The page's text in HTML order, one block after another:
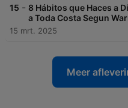
15 - 8 Hábitos que Haces a
a Toda Costa Segun
15 mrt. 2025
Meer